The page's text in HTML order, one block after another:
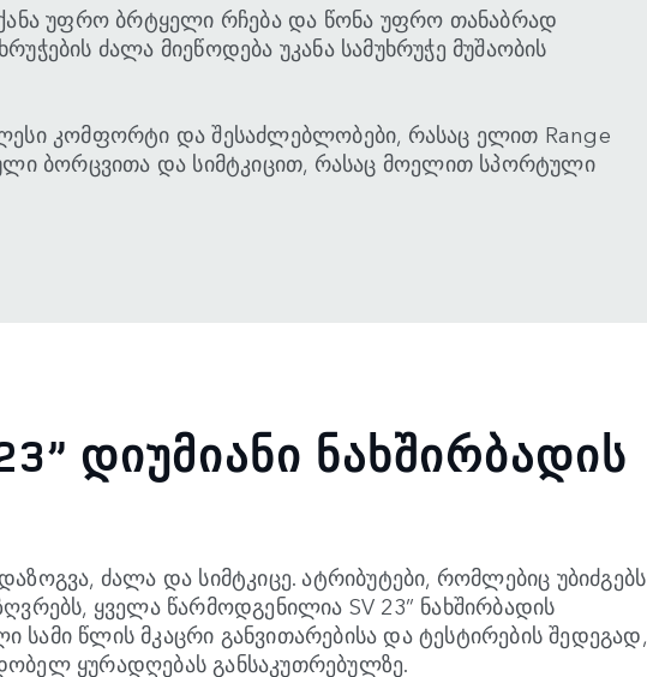
უფრო ბრტყელი რჩება და წონა უფრო თანაბრად
ძალა მიეწოდება უკანა სამუხრუჭე მუშაობის
კომფორტი და შესაძლებლობები, რასაც ელით Range
ბორცვითა და სიმტკიცით, რასაც მოელით სპორტული
ᲓᲘᲣᲛᲘᲐᲜᲘ ᲜᲐᲮᲨᲘᲠᲑᲐᲓᲘᲡ
ძალა და სიმტკიცე. ატრიბუტები, რომლებიც უბიძგებს
ყველა წარმოდგენილია SV 23” ნახშირბადის
სამი წლის მკაცრი განვითარებისა და ტესტირების შედეგად,
ყურადღებას განსაკუთრებულზე.